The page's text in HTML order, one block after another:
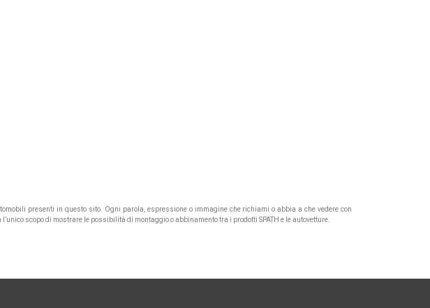
presenti in questo sito. Ogni parola, espressione o immagine che richiami o abbia a che vedere con
scopo di mostrare le possibilità di montaggio o abbinamento tra i prodotti SPATH e le autovetture.